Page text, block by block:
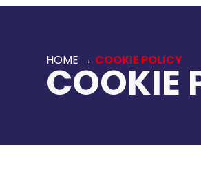
HOME → COOKIE POLICY
COOKIE